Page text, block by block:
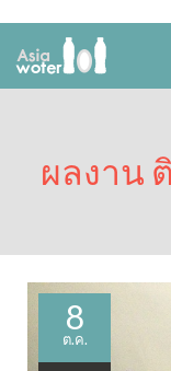
ผลงาน
8
ต.ค.